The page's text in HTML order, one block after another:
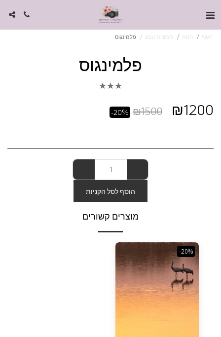
ראשי חנות תמונות טבע פלמינגוס
פלמינגוס
★
★
★
₪1200
₪1500
-20%
הוסף לסל הקניות
מוצרים קשורים
-20%